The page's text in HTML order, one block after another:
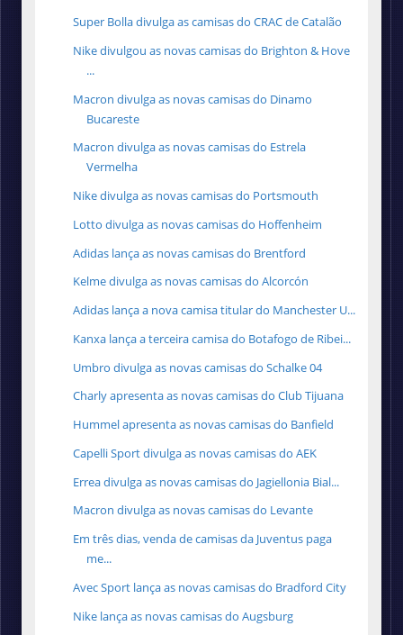
Super Bolla divulga as camisas do CRAC de Catalão
Nike divulgou as novas camisas do Brighton & Hove
...
Macron divulga as novas camisas do Dinamo
Bucareste
Macron divulga as novas camisas do Estrela
Vermelha
Nike divulga as novas camisas do Portsmouth
Lotto divulga as novas camisas do Hoffenheim
Adidas lança as novas camisas do Brentford
Kelme divulga as novas camisas do Alcorcón
Adidas lança a nova camisa titular do Manchester U...
Kanxa lança a terceira camisa do Botafogo de Ribei...
Umbro divulga as novas camisas do Schalke 04
Charly apresenta as novas camisas do Club Tijuana
Hummel apresenta as novas camisas do Banfield
Capelli Sport divulga as novas camisas do AEK
Errea divulga as novas camisas do Jagiellonia Bial...
Macron divulga as novas camisas do Levante
Em três dias, venda de camisas da Juventus paga
me...
Avec Sport lança as novas camisas do Bradford City
Nike lança as novas camisas do Augsburg